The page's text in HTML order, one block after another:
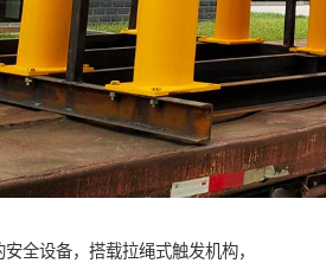
全设备，搭载拉绳式触发机构，